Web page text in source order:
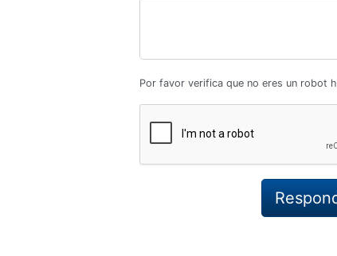
Por favor verifica que no eres un robot